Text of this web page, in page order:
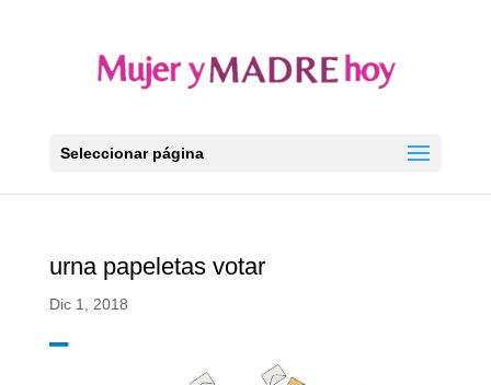
Seleccionar página
urna papeletas votar
Dic 1, 2018